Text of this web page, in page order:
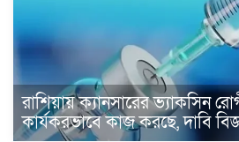
রাশিয়ায় ক্যানসারের ভ্যাকসিন
কার্যকরভাবে কাজ করছে, দাবি